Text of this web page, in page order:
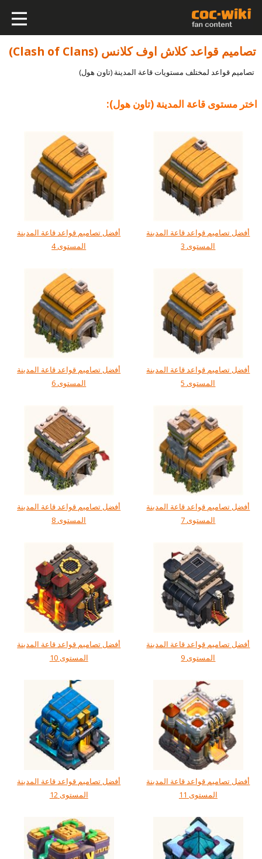
تصاميم قواعد كلاش اوف كلانس (Clash of Clans)
تصاميم قواعد لمختلف مستويات قاعة المدينة (تاون هول)
اختر مستوى قاعة المدينة (تاون هول):
أفضل تصاميم قواعد قاعة المدينة
المستوى 3
أفضل تصاميم قواعد قاعة المدينة
المستوى 4
أفضل تصاميم قواعد قاعة المدينة
المستوى 5
أفضل تصاميم قواعد قاعة المدينة
المستوى 6
أفضل تصاميم قواعد قاعة المدينة
المستوى 7
أفضل تصاميم قواعد قاعة المدينة
المستوى 8
أفضل تصاميم قواعد قاعة المدينة
المستوى 9
أفضل تصاميم قواعد قاعة المدينة
المستوى 10
أفضل تصاميم قواعد قاعة المدينة
المستوى 11
أفضل تصاميم قواعد قاعة المدينة
المستوى 12